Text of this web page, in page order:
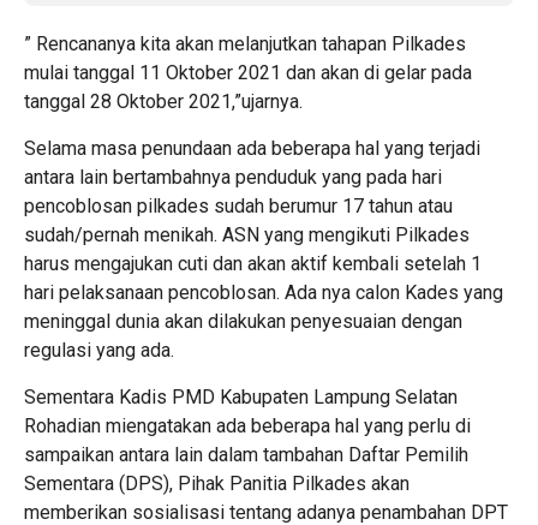
” Rencananya kita akan melanjutkan tahapan Pilkades
mulai tanggal 11 Oktober 2021 dan akan di gelar pada
tanggal 28 Oktober 2021,”ujarnya.
Selama masa penundaan ada beberapa hal yang terjadi
antara lain bertambahnya penduduk yang pada hari
pencoblosan pilkades sudah berumur 17 tahun atau
sudah/pernah menikah. ASN yang mengikuti Pilkades
harus mengajukan cuti dan akan aktif kembali setelah 1
hari pelaksanaan pencoblosan. Ada nya calon Kades yang
meninggal dunia akan dilakukan penyesuaian dengan
regulasi yang ada.
Sementara Kadis PMD Kabupaten Lampung Selatan
Rohadian miengatakan ada beberapa hal yang perlu di
sampaikan antara lain dalam tambahan Daftar Pemilih
Sementara (DPS), Pihak Panitia Pilkades akan
memberikan sosialisasi tentang adanya penambahan DPT